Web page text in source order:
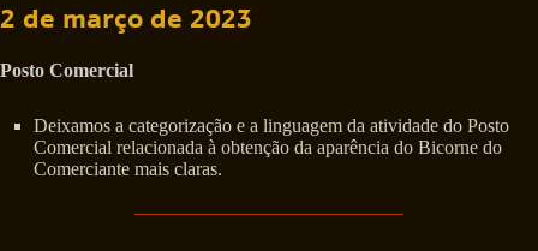
2 de março de 2023
Posto Comercial
Deixamos a categorização e a linguagem da atividade do Posto
Comercial relacionada à obtenção da aparência do Bicorne do
Comerciante mais claras.